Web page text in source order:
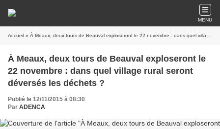
MENU
Accueil » À Meaux, deux tours de Beauval exploseront le 22 novembre : dans quel village rural seront déversés les déchets ?
À Meaux, deux tours de Beauval exploseront le
22 novembre : dans quel village rural seront
déversés les déchets ?
Publié le 12/11/2015 à 08:30
Par ADENCA